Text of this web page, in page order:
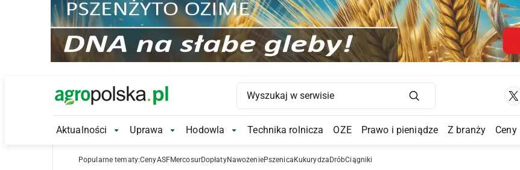
Main Logo
Main Navigation
Aktualności Aktualności Submenu
Uprawa Uprawa Submenu
Hodowla Hodowla Submenu
Technika rolnicza OZE Prawo i pieniądze Z branży Ceny
Popularne tematy:CenyASFMercosurDopłatyNawożeniePszenica Kukurydza DróbCiągniki